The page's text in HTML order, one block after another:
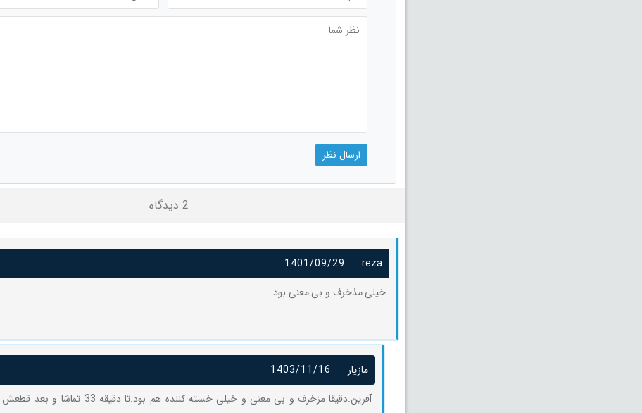
2 دیدگاه
reza
1401/09/29
خیلی مذخرف و بی معنی بود
مازیار
1403/11/16
آفرین.دقیقا مزخرف و بی معنی و خیلی خسته کننده هم بود.تا